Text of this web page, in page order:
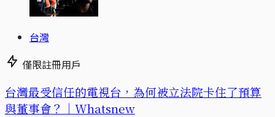
台灣
僅限註冊用戶
台灣最受信任的電視台，為何被立法院卡住了預算
與董事會？｜Whatsnew